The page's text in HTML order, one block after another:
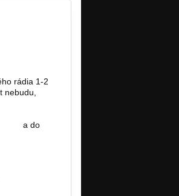
rádia 1-2
nebudu,
a do